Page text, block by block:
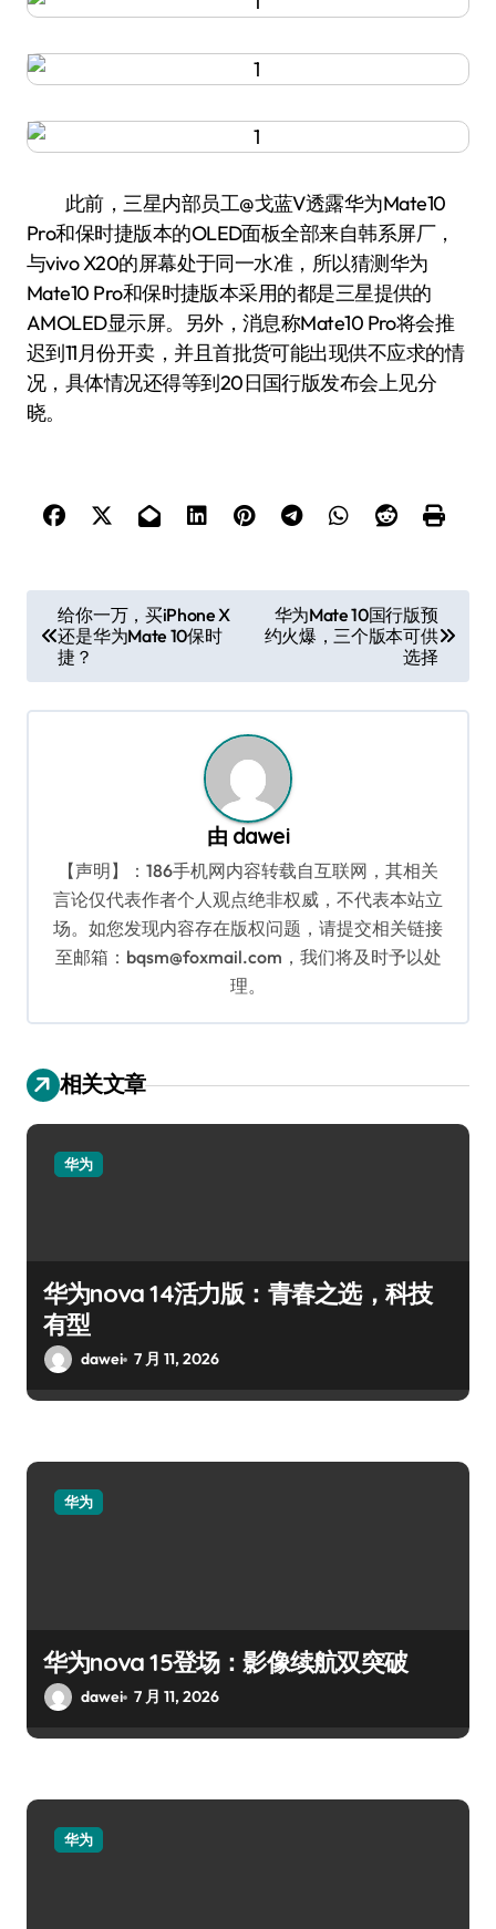
此前，三星内部员工@戈蓝V透露华为Mate10
Pro和保时捷版本的OLED面板全部来自韩系屏厂，
与vivo X20的屏幕处于同一水准，所以猜测华为
Mate10 Pro和保时捷版本采用的都是三星提供的
AMOLED显示屏。另外，消息称Mate10 Pro将会推
迟到11月份开卖，并且首批货可能出现供不应求的情
况，具体情况还得等到20日国行版发布会上见分
晓。
章
导
航
给你一万，买iPhone X
还是华为Mate 10保时
捷？
华为Mate 10国行版预
约火爆，三个版本可供
选择
由 dawei
【声明】：186手机网内容转载自互联网，其相关
言论仅代表作者个人观点绝非权威，不代表本站立
场。如您发现内容存在版权问题，请提交相关链接
至邮箱：bqsm@foxmail.com，我们将及时予以处
理。
相关文章
华为
华为nova 14活力版：青春之选，科技
有型
dawei 7 月 11, 2026
华为
华为nova 15登场：影像续航双突破
dawei 7 月 11, 2026
华为